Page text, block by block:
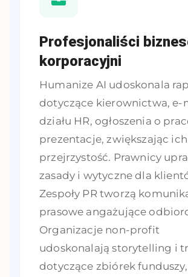
Profesjonaliści
korporacyjni
Humanize AI udoskonala
dotyczące kierownictwa, e-
działu HR, ogłoszenia o
prezentacje, zwiększając ich
przejrzystość. Prawnicy
zasady i wytyczne dla
Zespoły PR tworzą
prasowe angażujące
Organizacje non-profit
udoskonalają storytelling i
dotyczące zbiórek